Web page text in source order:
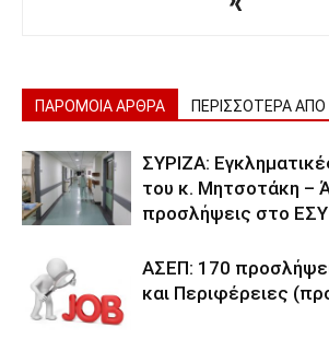
ΠΑΡΟΜΟΙΑ ΑΡΘΡΑ ΠΕΡΙΣΣΟΤΕΡΑ
ΣΥΡΙΖΑ:
του κ. Μητσοτάκη –
προσλήψεις στο ΕΣΥ
ΑΣΕΠ: 170
και Περιφέρειες